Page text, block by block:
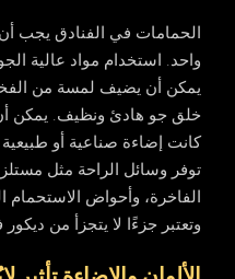
الحمامات في الفنادق يجب
واحد. استخدام مواد عالية
يمكن أن يضيف لمسة من
خلق جو هادئ ونظيف. يمكن
كانت إضاءة صناعية أو
توفر وسائل الراحة مثل
الفاخرة، وأحواض الاستحمام
وتعتبر جزءًا لا يتجزأ من